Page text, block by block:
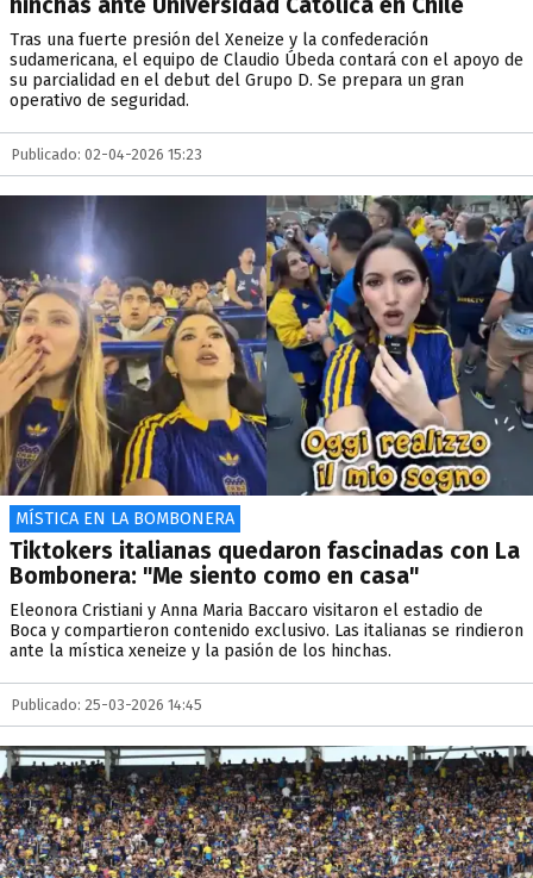
Tras una fuerte presión del Xeneize y la confederación
sudamericana, el equipo de Claudio Úbeda contará con el apoyo de
su parcialidad en el debut del Grupo D. Se prepara un gran
operativo de seguridad.
Publicado: 02-04-2026 15:23
MÍSTICA EN LA BOMBONERA
Tiktokers italianas quedaron fascinadas con La
Bombonera: "Me siento como en casa"
Eleonora Cristiani y Anna Maria Baccaro visitaron el estadio de
Boca y compartieron contenido exclusivo. Las italianas se rindieron
ante la mística xeneize y la pasión de los hinchas.
Publicado: 25-03-2026 14:45